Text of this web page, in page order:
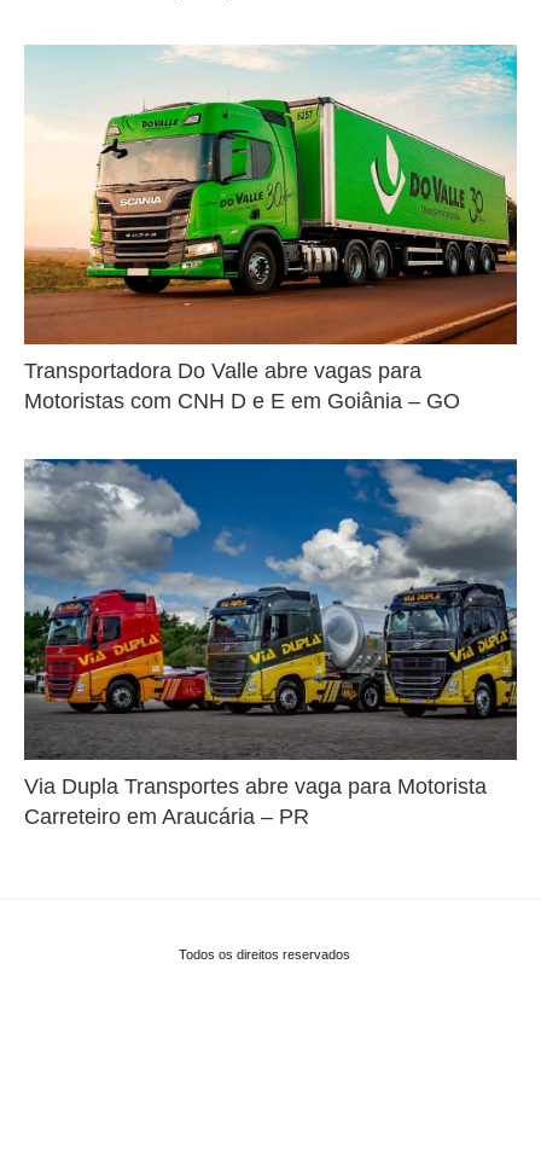
Transportadora Do Valle abre vagas para
Motoristas com CNH D e E em Goiânia – GO
Via Dupla Transportes abre vaga para Motorista
Carreteiro em Araucária – PR
Todos os direitos reservados